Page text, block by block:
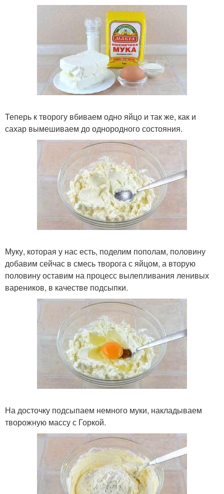
Теперь к творогу вбиваем одно яйцо и так же, как и
сахар вымешиваем до однородного состояния.
Муку, которая у нас есть, поделим пополам, половину
добавим сейчас в смесь творога с яйцом, а вторую
половину оставим на процесс вылепливания ленивых
вареников, в качестве подсыпки.
На досточку подсыпаем немного муки, накладываем
творожную массу с Горкой.